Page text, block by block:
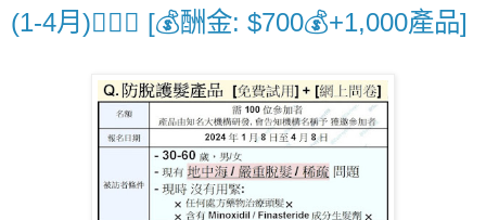
(1-4月)💇🏻‍♂️ [💰酬金: $700💰+1,000產品]